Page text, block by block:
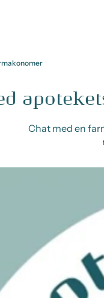
Chat med en